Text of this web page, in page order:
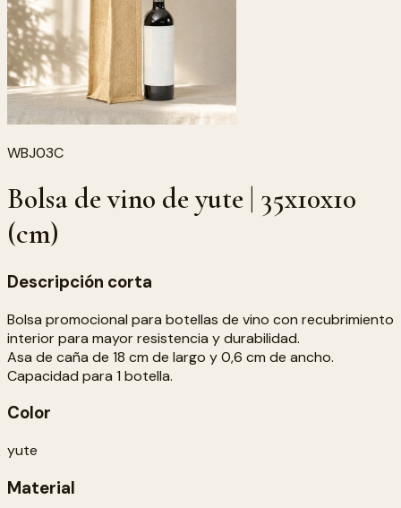
WBJ03C
Bolsa de vino de yute | 35x10x10
(cm)
Descripción corta
Bolsa promocional para botellas de vino con recubrimiento
interior para mayor resistencia y durabilidad.
Asa de caña de 18 cm de largo y 0,6 cm de ancho.
Capacidad para 1 botella.
Color
yute
Material